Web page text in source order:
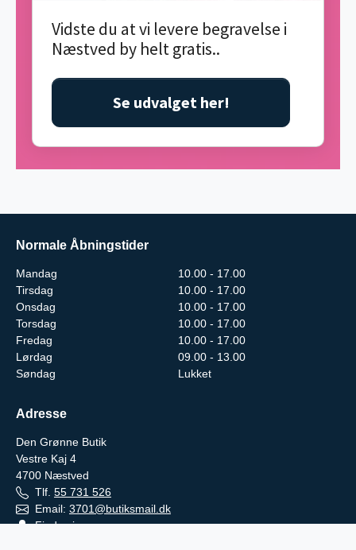
Vidste du at vi levere begravelse i
Næstved by helt gratis..
Se udvalget her!
Normale Åbningstider
Mandag
10.00 - 17.00
Tirsdag
10.00 - 17.00
Onsdag
10.00 - 17.00
Torsdag
10.00 - 17.00
Fredag
10.00 - 17.00
Lørdag
09.00 - 13.00
Søndag
Lukket
Adresse
Den Grønne Butik
Vestre Kaj 4
4700 Næstved
Tlf. 55 731 526
Email: 3701@butiksmail.dk
Find vej